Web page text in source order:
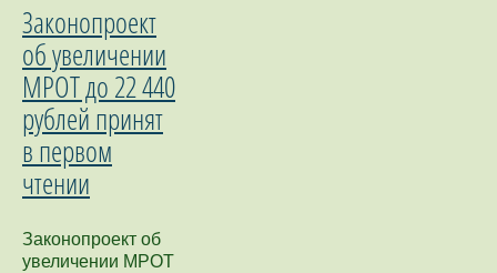
Законопроект
об увеличении
МРОТ до 22 440
рублей принят
в первом
чтении
Законопроект об
увеличении МРОТ